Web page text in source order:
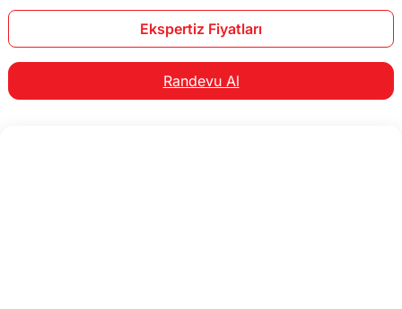
Ekspertiz Fiyatları
Randevu Al